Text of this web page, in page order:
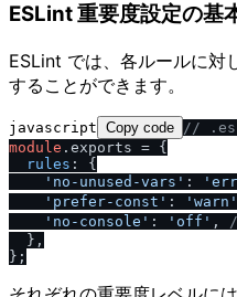
ESLint 重要度設定の基
ESLint では、各ルールに対
することができます。
javascript Copy code / /
module . exports = {
rules : {
'no-unused-vars' :
'prefer-const' : 'warn'
'no-console' : 'off' , /
  },